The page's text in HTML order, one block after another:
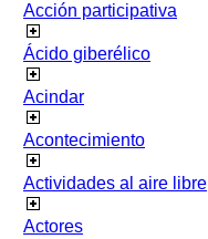
Acción participativa
Ácido giberélico
Acindar
Acontecimiento
Actividades al aire libre
Actores